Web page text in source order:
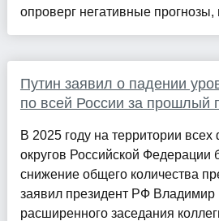
опроверг негативные прогнозы,
Путин заявил о падении
по всей России за прошлый
В 2025 году на территории
округов Российской
снижение общего количества
заявил президент РФ Владимир
расширенного заседания